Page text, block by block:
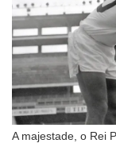
A majestade, o Rei